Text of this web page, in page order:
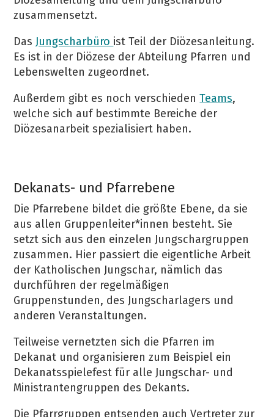
zusammensetzt.
Das Jungscharbüro ist Teil der Diözesanleitung.
Es ist in der Diözese der Abteilung Pfarren und
Lebenswelten zugeordnet.
Außerdem gibt es noch verschiedenTeams,
welche sich auf bestimmte Bereiche der
Diözesanarbeit spezialisiert haben.
Dekanats- und Pfarrebene
Die Pfarrebene bildet die größte Ebene, da sie
aus allen Gruppenleiter*innen besteht. Sie
setzt sich aus den einzelen Jungschargruppen
zusammen. Hier passiert die eigentliche Arbeit
der Katholischen Jungschar, nämlich das
durchführen der regelmäßigen
Gruppenstunden, des Jungscharlagers und
anderen Veranstaltungen.
Teilweise vernetzten sich die Pfarren im
Dekanat und organisieren zum Beispiel ein
Dekanatsspielefest für alle Jungschar- und
Ministrantengruppen des Dekants.
Die Pfarrgruppen entsenden auch Vertreter zur